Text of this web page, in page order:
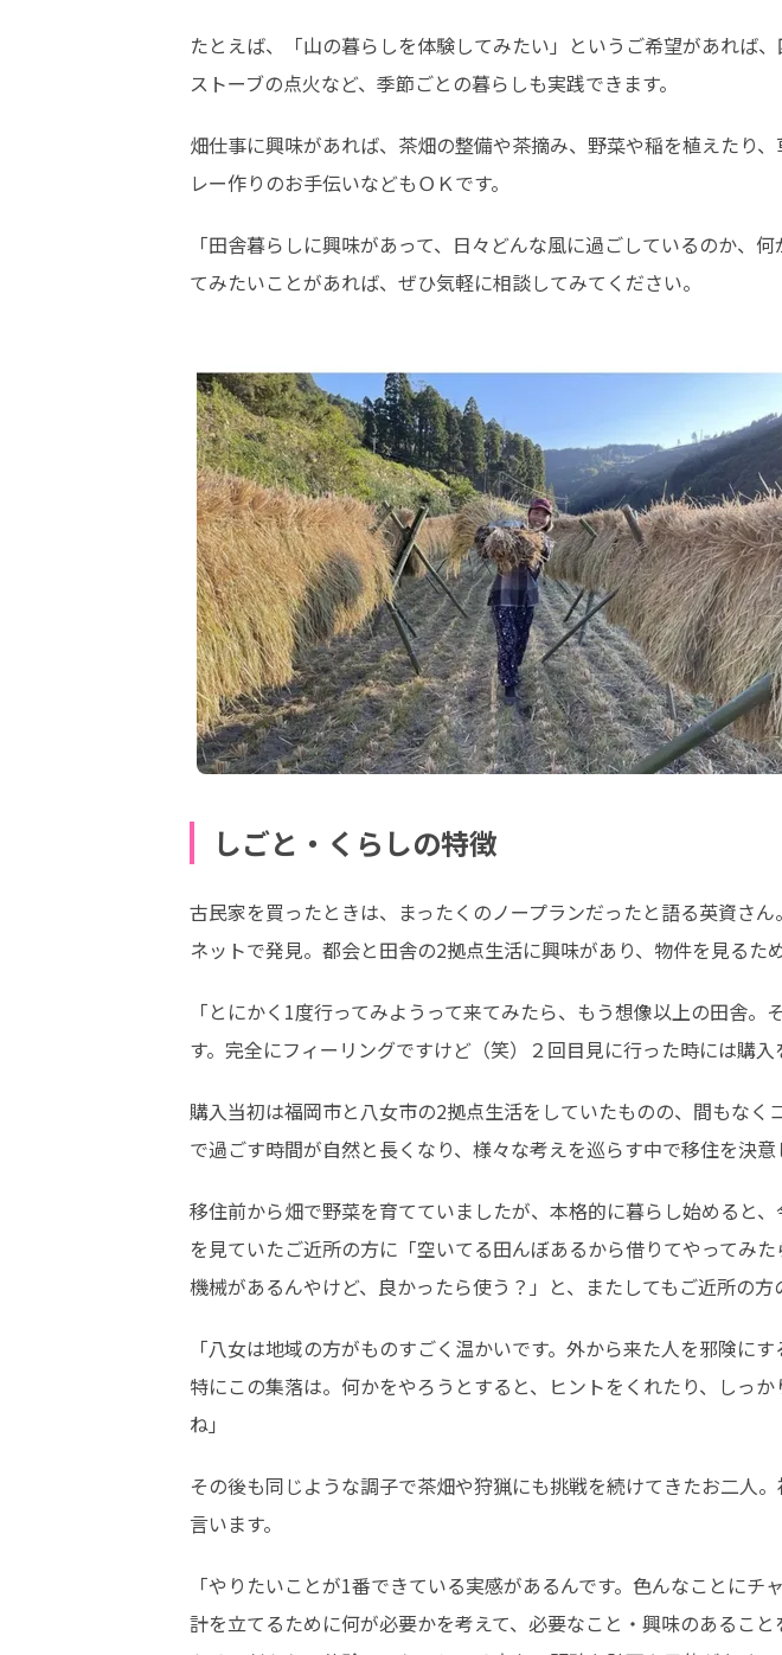
たとえば、「山の暮らしを体験してみたい」というご希望があれば
ストーブの点火など、季節ごとの暮らしも実践できます。
畑仕事に興味があれば、茶畑の整備や茶摘み、野菜や稲を植えたり
レー作りのお手伝いなどもＯＫです。
「田舎暮らしに興味があって、日々どんな風に過ごしているのか、
てみたいことがあれば、ぜひ気軽に相談してみてください。
しごと・くらしの特徴
古民家を買ったときは、まったくのノープランだったと語る英資さ
ネットで発見。都会と田舎の2拠点生活に興味があり、物件を見るた
「とにかく1度行ってみようって来てみたら、もう想像以上の田舎
す。完全にフィーリングですけど（笑）２回目見に行った時には購
購入当初は福岡市と八女市の2拠点生活をしていたものの、間もな
で過ごす時間が自然と長くなり、様々な考えを巡らす中で移住を決意
移住前から畑で野菜を育てていましたが、本格的に暮らし始めると
を見ていたご近所の方に「空いてる田んぼあるから借りてやってみ
機械があるんやけど、良かったら使う？」と、またしてもご近所の
「八女は地域の方がものすごく温かいです。外から来た人を邪険に
特にこの集落は。何かをやろうとすると、ヒントをくれたり、しっ
ね」
その後も同じような調子で茶畑や狩猟にも挑戦を続けてきたお二人
言います。
「やりたいことが1番できている実感があるんです。色んなことに
計を立てるために何が必要かを考えて、必要なこと・興味のあるこ